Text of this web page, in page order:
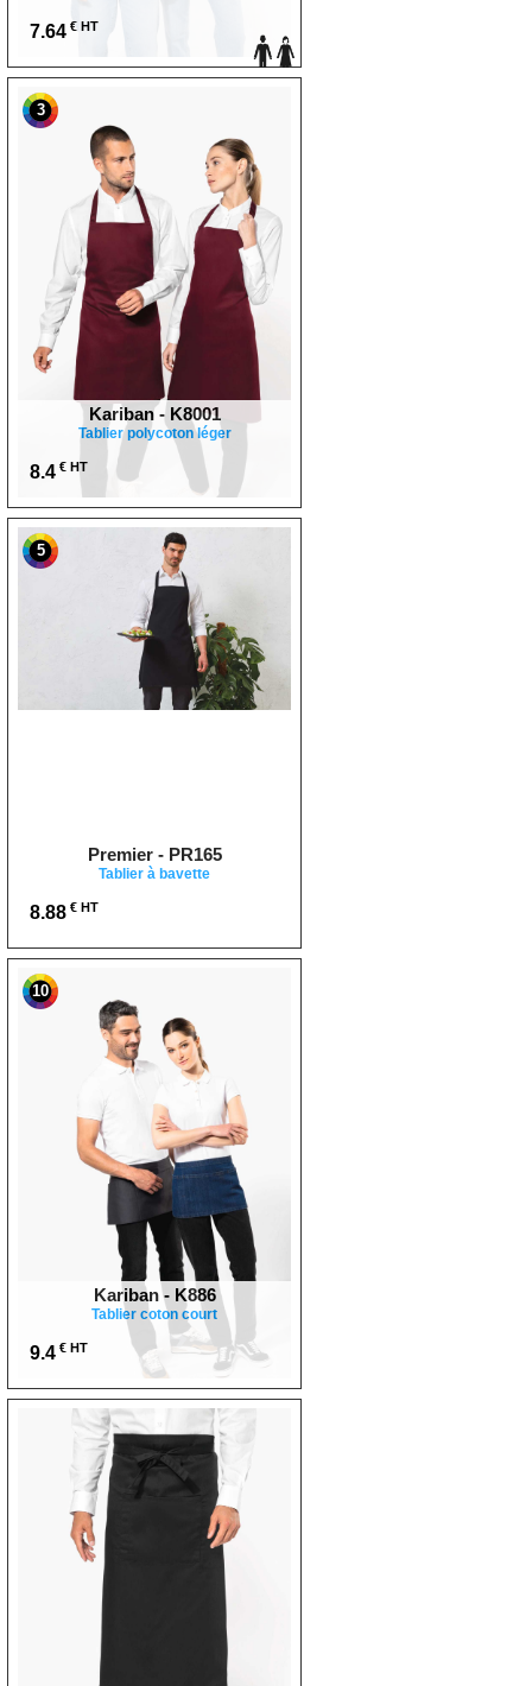
7.64 € HT
3
Kariban - K8001
Tablier polycoton léger
8.4 € HT
5
Premier - PR165
Tablier à bavette
8.88 € HT
10
Kariban - K886
Tablier coton court
9.4 € HT